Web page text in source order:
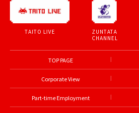
TAITO LIVE
ZUNTATA
CHANNEL
TOP PAGE
Corporate View
Part-time Employment